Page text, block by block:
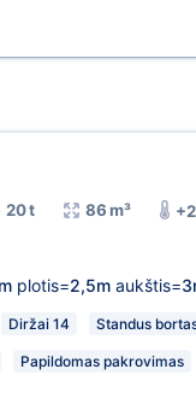
20 t 86 m³
plotis=2,5m aukštis=
Diržai 14 Standus
Papildomas pakrovimas